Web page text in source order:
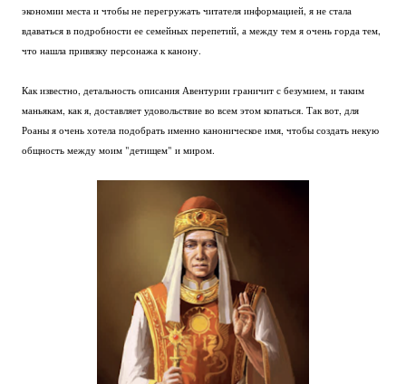
экономии места и чтобы не перегружать читателя информацией, я не стала
вдаваться в подробности ее семейных перепетий, а между тем я очень горда тем,
что нашла привязку персонажа к канону.
Как известно, детальность описания Авентурии граничит с безумием, и таким
маньякам, как я, доставляет удовольствие во всем этом копаться. Так вот, для
Роаны я очень хотела подобрать именно каноническое имя, чтобы создать некую
общность между моим "детищем" и миром.